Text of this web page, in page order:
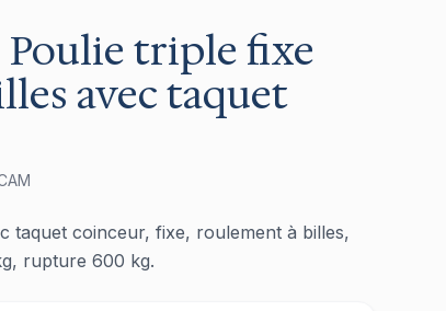
Poulie triple fixe
avec taquet
taquet coinceur, fixe, roulement à billes,
rupture 600 kg.